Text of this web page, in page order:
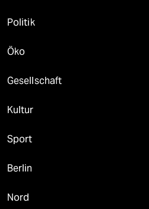
Politik
Öko
Gesellschaft
Kultur
Sport
Berlin
Nord